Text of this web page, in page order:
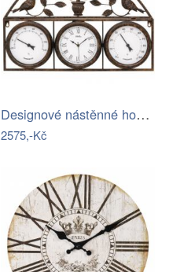
Designové nástěnné hodiny 5967 AMS…
2575,-Kč